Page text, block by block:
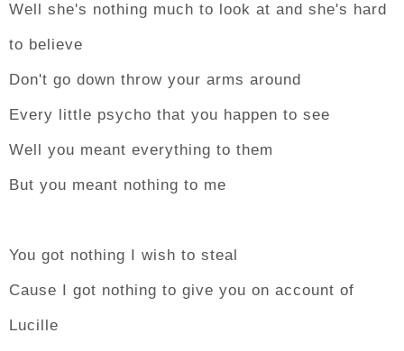
Well she's nothing much to look at and she's hard
to believe
Don't go down throw your arms around
Every little psycho that you happen to see
Well you meant everything to them
But you meant nothing to me
You got nothing I wish to steal
Cause I got nothing to give you on account of
Lucille